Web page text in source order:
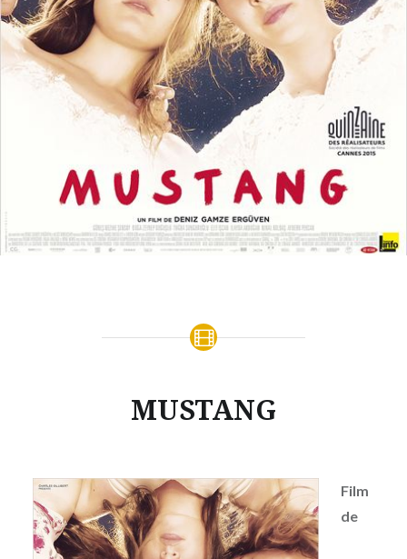
MUSTANG
Film
de